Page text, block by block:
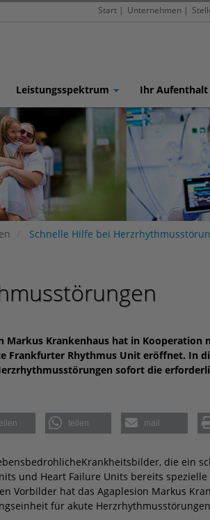
Start | Unternehmen |
Leistungsspektrum Ihr Aufenthalt
Schnelle Hilfe bei
Markus Krankenhaus hat in Kooperation
Frankfurter Rhythmus Unit eröffnet. In
sofort die
teilen mail
Krankheits­bilder, die ein
und Heart Failure Units bereits spezielle
Vorbilder hat das Agaplesion Markus
für akute